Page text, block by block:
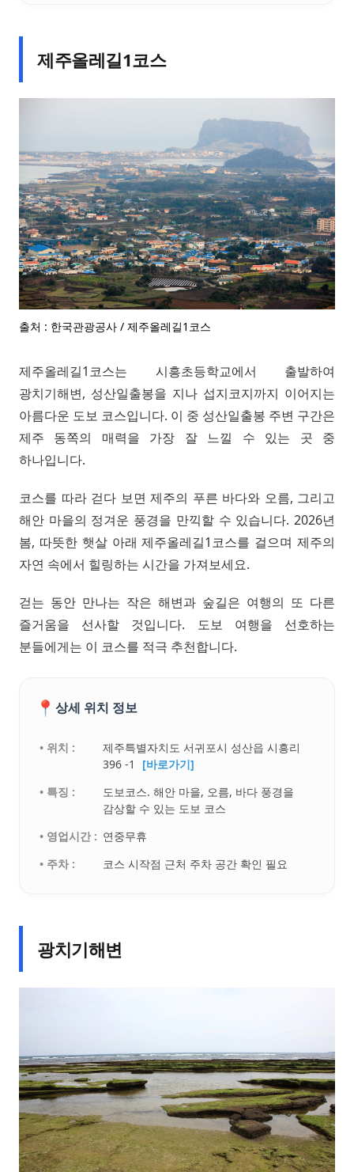
제주올레길1코스
출처 : 한국관광공사 / 제주올레길1코스
제주올레길1코스는 시흥초등학교에서 출발하여
광치기해변, 성산일출봉을 지나 섭지코지까지 이어지는
아름다운 도보 코스입니다. 이 중 성산일출봉 주변 구간은
제주 동쪽의 매력을 가장 잘 느낄 수 있는 곳 중
하나입니다.
코스를 따라 걷다 보면 제주의 푸른 바다와 오름, 그리고
해안 마을의 정겨운 풍경을 만끽할 수 있습니다. 2026년
봄, 따뜻한 햇살 아래 제주올레길1코스를 걸으며 제주의
자연 속에서 힐링하는 시간을 가져보세요.
걷는 동안 만나는 작은 해변과 숲길은 여행의 또 다른
즐거움을 선사할 것입니다. 도보 여행을 선호하는
분들에게는 이 코스를 적극 추천합니다.
📍 상세 위치 정보
• 위치 :
제주특별자치도 서귀포시 성산읍 시흥리
396 -1
[바로가기]
• 특징 :
도보코스. 해안 마을, 오름, 바다 풍경을
감상할 수 있는 도보 코스
• 영업시간 : 연중무휴
• 주차 :
코스 시작점 근처 주차 공간 확인 필요
광치기해변